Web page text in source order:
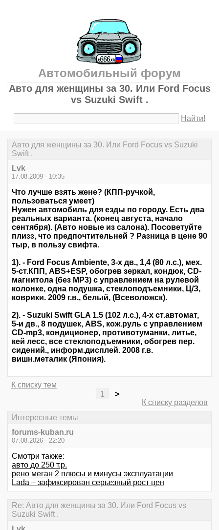
Автомобильный форум
Авто для женщины за 30. Или Ford Focus
vs Suzuki Swift .
Найти!
Авто для женщины за 30. Или Ford Focus vs Suzuki
Swift .
Lvk
17.08.2009 - 10:35
Что лучше взять жене? (КПП-ручкой,
пользоваться умеет)
Нужен автомобиль для езды по городу. Есть два
реальных варианта. (конец августа, начало
сентября). (Авто новые из салона). Посоветуйте
плизз, что предпочтительней ? Разница в цене 90
тыр, в пользу свифта.
1). - Ford Focus Ambiente, 3-х дв., 1,4 (80 л.с.), мех.
5-ст.КПП, ABS+ESP, обогрев зеркал, кондюк, CD-
магнитола (без MP3) с управлением на рулевой
колонке, одна подушка, стеклоподъемники, Ц/З,
коврики. 2009 г.в., белый, (Всеволожск).
2). - Suzuki Swift GLA 1.5 (102 л.с.), 4-х ст.автомат,
5-и дв., 8 подушек, ABS, кож.руль с управлением
СD-mp3, кондиционер, противотуманки, литье,
кей лесс, все стеклоподъемники, обогрев пер.
сидений., информ.дисплей. 2008 г.в.
вишн.металик (Япония).
К списку тем
1
>
К списку разделов
Интересные темы
forums-kuban.ru
07.08.2026 - 22:20
Смотри также:
авто до 250 т.р.
рено меган 2 плюсы и минусы эксплуатации
Lada – зафиксирован серьезный рост цен
Re: Авто для женщины за 30. Или Ford Focus vs
Suzuki Swift .